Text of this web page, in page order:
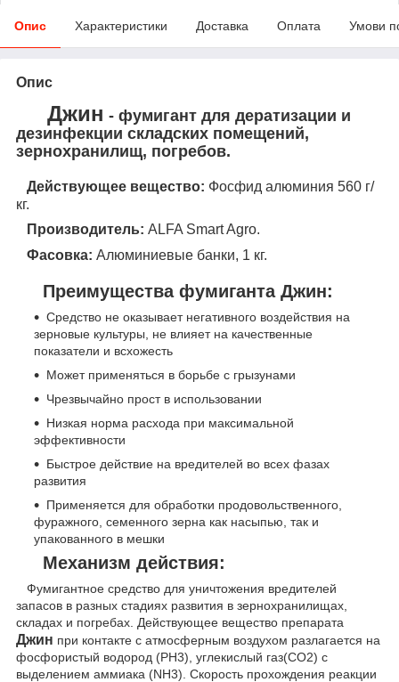
Опис Характеристики Доставка Оплата Умови
Опис
Джин - фумигант для дератизации и
дезинфекции складских помещений,
зернохранилищ, погребов.
Действующее вещество: Фосфид алюминия 560 г/
кг.
Производитель: ALFA Smart Agro.
Фасовка: Алюминиевые банки, 1 кг.
Преимущества фумиганта Джин:
Средство не оказывает негативного воздействия на
зерновые культуры, не влияет на качественные
показатели и всхожесть
Может применяться в борьбе с грызунами
Чрезвычайно прост в использовании
Низкая норма расхода при максимальной
эффективности
Быстрое действие на вредителей во всех фазах
развития
Применяется для обработки продовольственного,
фуражного, семенного зерна как насыпью, так и
упакованного в мешки
Механизм действия:
Фумигантное средство для уничтожения вредителей
запасов в разных стадиях развития в зернохранилищах,
складах и погребах. Действующее вещество препарата
Джин при контакте с атмосферным воздухом разлагается на
фосфористый водород (РН3), углекислый газ(СО2) с
выделением аммиака (NH3). Скорость прохождения реакции